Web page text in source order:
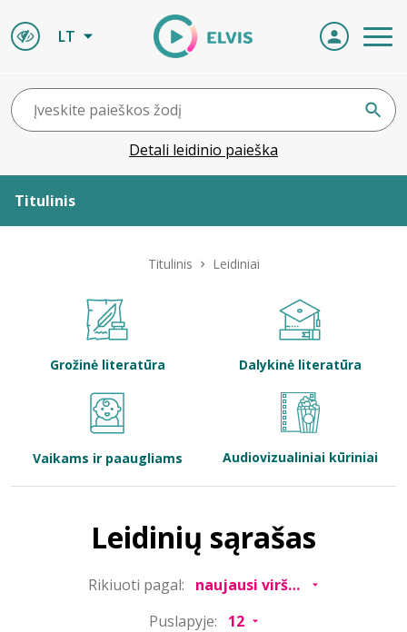
LT
Detali leidinio paieška
Titulinis
Bibliotekoms
Titulinis Leidiniai
Grožinė literatūra Dalykinė literatūra
Vaikams ir paaugliams Audiovizualiniai kūriniai
Leidinių sąrašas
Rikiuoti pagal:
Puslapyje: